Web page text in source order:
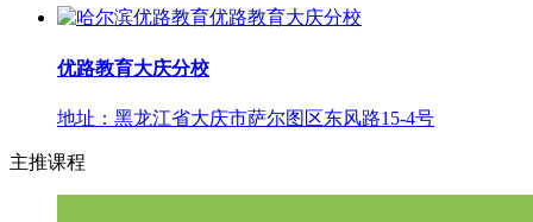
优路教育大庆分校
地址：黑龙江省大庆市萨尔图区东风路15-4号
主推课程